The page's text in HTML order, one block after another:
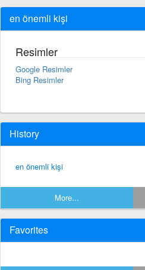
en önemli kişi
Resimler
Google Resimler
Bing Resimler
History
en önemli kişi
More...
Favorites